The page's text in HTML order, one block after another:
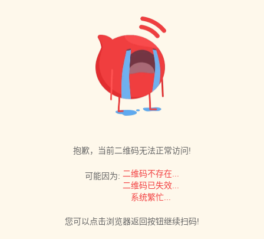
抱歉，当前二维码无法正常访问!
可能因为: 二维码不存在...
二维码已失效...
系统繁忙...
您可以点击浏览器返回按钮继续扫码!